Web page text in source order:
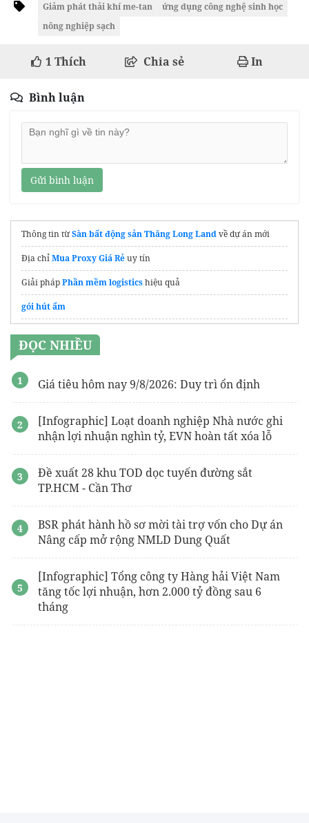
Giảm phát thải khí me-tan
ứng dụng công nghệ sinh học
nông nghiệp sạch
1 Thích Chia sẻ In
Bình luận
Gửi bình luận
Thông tin từSàn bất động sản Thăng Long Landvề dự án mới
Địa chỉMua Proxy Giá Rẻuy tín
Giải phápPhần mềm logisticshiệu quả
gói hút ẩm
công ty bánproxy hàn quốc
https://muachungseotool.com/
butt ugly postcards
CameraDS 2CD1043G2 LIUCông nghệ 248
ĐỌC NHIỀU
Giá tiêu hôm nay 9/8/2026: Duy trì ổn định
[Infographic] Loạt doanh nghiệp Nhà nước ghi
nhận lợi nhuận nghìn tỷ, EVN hoàn tất xóa lỗ
Đề xuất 28 khu TOD dọc tuyến đường sắt
TP.HCM - Cần Thơ
BSR phát hành hồ sơ mời tài trợ vốn cho Dự án
Nâng cấp mở rộng NMLD Dung Quất
[Infographic] Tổng công ty Hàng hải Việt Nam
tăng tốc lợi nhuận, hơn 2.000 tỷ đồng sau 6
tháng